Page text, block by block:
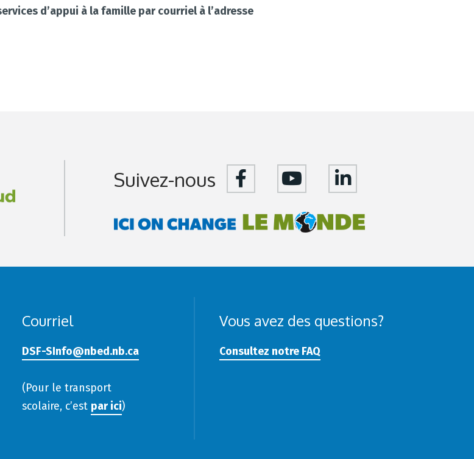
d’appui à la famille par courriel à l’adresse
Suivez-nous
Courriel
DSF-SInfo@nbed.nb.ca
(Pour le transport
scolaire, c’est par ici)
Vous avez des questions?
Consultez notre FAQ